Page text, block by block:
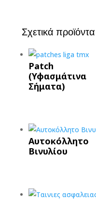
Σχετικά προϊόντα
Patch
(Υφασμάτινα
Σήματα)
Αυτοκόλλητο
Βινυλίου